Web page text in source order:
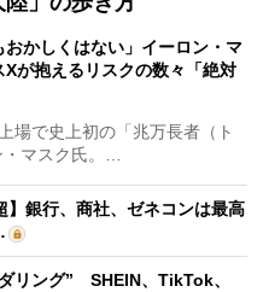
おかしくはない」イーロン・マ
Xが抱えるリスクの数々「絶対
場で史上初の「兆万長者（ト
・マスク氏。…
】銀行、商社、ゼネコンは最高
リング” SHEIN、TikTok、